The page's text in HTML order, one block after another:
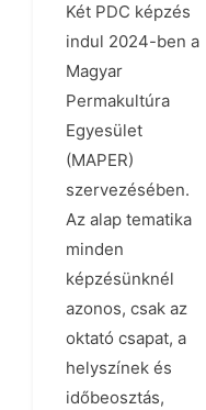
Két PDC képzés
indul 2024-ben a
Magyar
Permakultúra
Egyesület
(MAPER)
szervezésében.
Az alap tematika
minden
képzésünknél
azonos, csak az
oktató csapat, a
helyszínek és
időbeosztás,